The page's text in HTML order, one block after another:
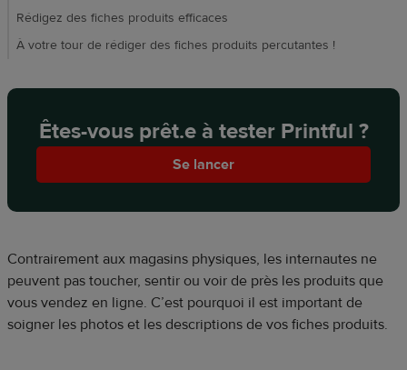
Rédigez des fiches produits efficaces
À votre tour de rédiger des fiches produits percutantes !
Êtes-vous prêt.e à tester Printful ?
Se lancer
Contrairement aux magasins physiques, les internautes ne
peuvent pas toucher, sentir ou voir de près les produits que
vous vendez en ligne. C’est pourquoi il est important de
soigner les photos et les descriptions de vos fiches produits.